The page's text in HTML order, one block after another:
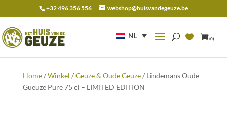
+32 496 356 556 webshop@huisvandegeuze.be
NL (0)
naar:
Home/Winkel /Geuze & Oude Geuze/ Lindemans Oude
Gueuze Pure 75 cl – LIMITED EDITION